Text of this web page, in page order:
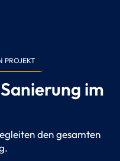
PROJEKT
im
den gesamten